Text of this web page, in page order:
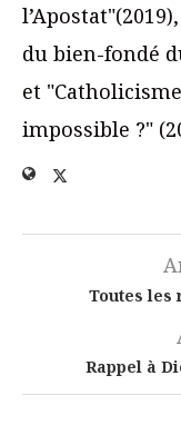
du bien-fondé
et
impossible ?"
Toutes les
Rappel à